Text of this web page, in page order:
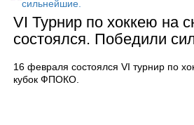
VI Турнир по хоккею на
состоялся. Победили
16 февраля состоялся VI турнир по
кубок ФПОКО.